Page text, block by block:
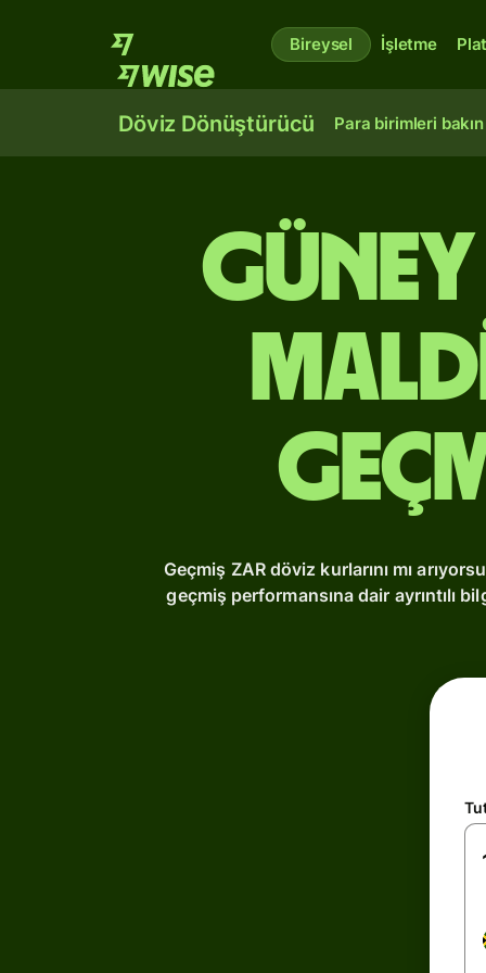
Bireysel İşletme
Döviz Dönüştürücü Para birimleri bakın
Geçmiş ZAR döviz kurlarını mı
geçmiş performansına dair ayrıntılı